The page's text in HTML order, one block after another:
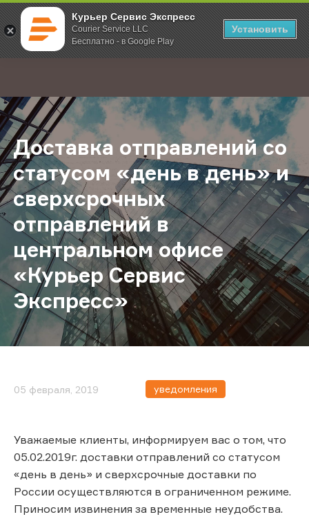
Курьер Сервис Экспресс
Courier Service LLC
Бесплатно - в Google Play
Установить
; Главная О компании Новости Доставка отправлений со
Доставка отправлений со
статусом «день в день» и
сверхсрочных
отправлений в
центральном офисе
«Курьер Сервис
Экспресс»
05 февраля, 2019 уведомления
Уважаемые клиенты, информируем вас о том, что
05.02.2019г. доставки отправлений со статусом
«день в день» и сверхсрочные доставки по
России осуществляются в ограниченном режиме.
Приносим извинения за временные неудобства.